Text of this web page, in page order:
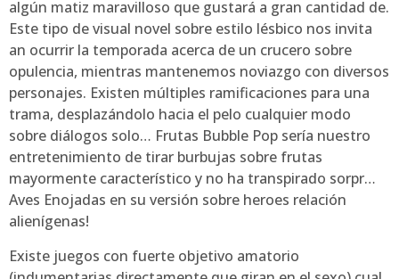
algún matiz maravilloso que gustará a gran cantidad de.
Este tipo de visual novel sobre estilo lésbico nos invita
an ocurrir la temporada acerca de un crucero sobre
opulencia, mientras mantenemos noviazgo con diversos
personajes. Existen múltiples ramificaciones para una
trama, desplazándolo hacia el pelo cualquier modo
sobre diálogos solo… Frutas Bubble Pop serí­a nuestro
entretenimiento de tirar burbujas sobre frutas
mayormente característico y no ha transpirado sorpr…
Aves Enojadas en su versión sobre heroes relación
alienígenas!
Existe juegos con fuerte objetivo amatorio